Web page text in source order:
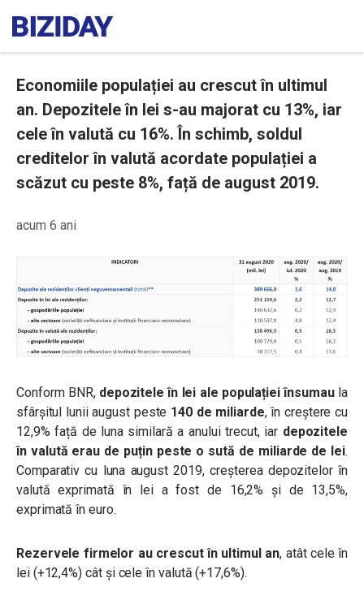
Economiile populației au crescut în ultimul
an. Depozitele în lei s-au majorat cu 13%, iar
cele în valută cu 16%. În schimb, soldul
creditelor în valută acordate populației a
scăzut cu peste 8%, față de august 2019.
acum 6 ani
Conform BNR, depozitele în lei ale populației însumaula
sfârșitul lunii august peste 140 de miliarde, în creștere cu
12,9% față de luna similară a anului trecut, iar depozitele
în valută erau de puțin peste o sută de miliarde de lei.
Comparativ cu luna august 2019, creșterea depozitelor în
valută exprimată în lei a fost de 16,2% și de 13,5%,
exprimată în euro.
Rezervele firmelor au crescut în ultimul an, atât cele în
lei (+12,4%) cât și cele în valută (+17,6%).